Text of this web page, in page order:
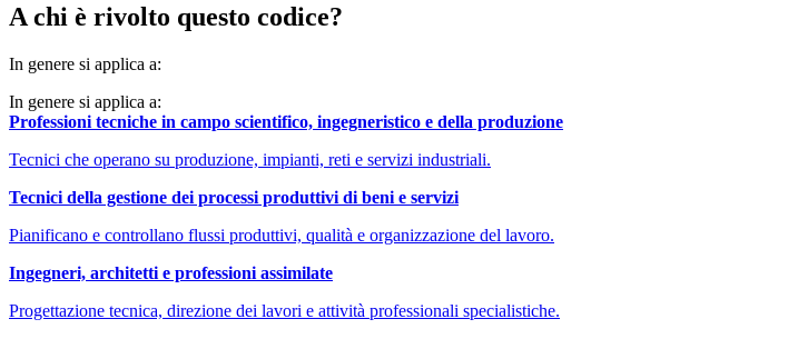
A chi è rivolto questo codice?
In genere si applica a:
In genere si applica a:
Professioni tecniche in campo scientifico, ingegneristico e della produzione
Tecnici che operano su produzione, impianti, reti e servizi industriali.
Tecnici della gestione dei processi produttivi di beni e servizi
Pianificano e controllano flussi produttivi, qualità e organizzazione del lavoro.
Ingegneri, architetti e professioni assimilate
Progettazione tecnica, direzione dei lavori e attività professionali specialistiche.